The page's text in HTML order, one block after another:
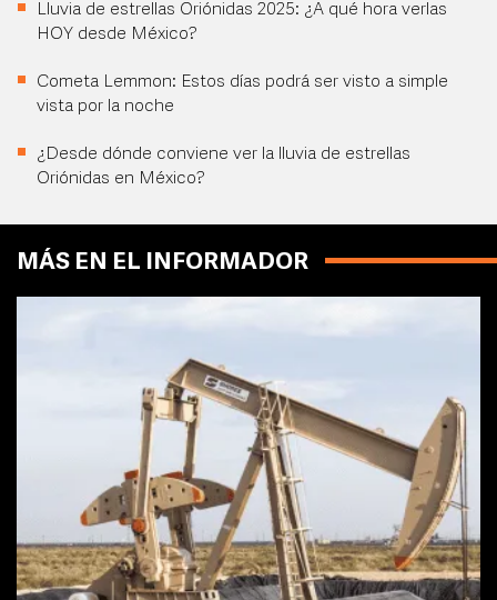
Lluvia de estrellas Oriónidas 2025: ¿A qué hora verlas
HOY desde México?
Cometa Lemmon: Estos días podrá ser visto a simple
vista por la noche
¿Desde dónde conviene ver la lluvia de estrellas
Oriónidas en México?
MÁS EN EL INFORMADOR